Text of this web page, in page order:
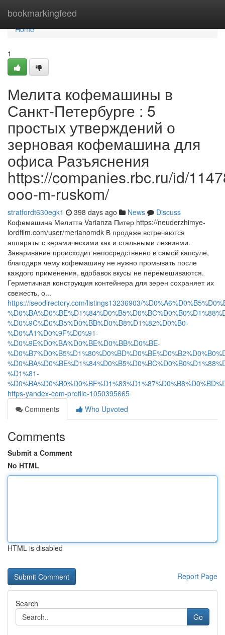
bookmarkingfeed
Home
Home
1
Мелита кофемашины в
Санкт-Петербурге : 5
простых утверждений о
зерновая кофемашина для
офиса Разъяснения
https://companies.rbc.ru/id/
ooo-m-ruskom/
stratfordt630egk1 398 days ago News
Discuss
Кофемашина Мелитта Varianza Питер https://neuderzhimye-
lordfilm.com/user/merianomdk В продаже встречаются
аппараты с керамическими как и стальными лезвиями.
Заваривание происходит непосредственно в самой капсуле,
благодаря чему кофемашину не нужно промывать после
каждого применения, вдобавок вкусы не перемешиваются.
Герметичная конструкция контейнера для зерен сохраняет их
свежесть, о...
https://iseodirectory.com/listings13236903/
%D0%9C%D0%B5%D0%BB%D0%B8%D1%82%D0%B0-
%D0%A1%D0%9F%D0%91-
%D0%9E%D0%BA%D0%BE%D0%BB%D0%BE-
%D1%81-
https-yandex-com-profile-1050395665
Comments
Who Upvoted
Comments
Submit a Comment
No HTML
HTML is disabled
Report Page
Search
Go